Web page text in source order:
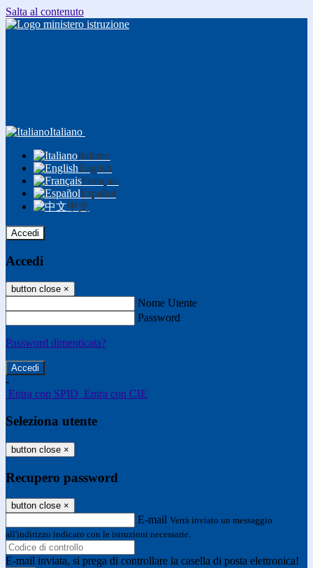
Salta al contenuto
Italiano
Italiano
English
Français
Español
中文
Accedi
Accedi
button close ×
Nome Utente
Password
Password dimenticata?
-
Entra con SPID Entra con CIE
Seleziona utente
button close ×
Recupero password
button close ×
E-mail Verrà inviato un messaggio
all'indirizzo indicato con le istruzioni necessarie.
E-mail inviata, si prega di controllare la casella di posta elettronica!